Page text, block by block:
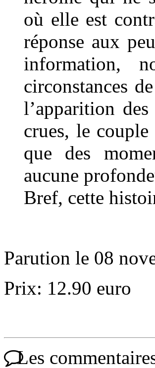
où elle est
réponse aux
information,
circonstances
l’apparition
crues, le
que des
aucune
Bref, cette
Parution le 08
Prix: 12.90 euro
Les